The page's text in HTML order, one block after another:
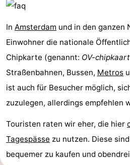
In Amsterdam und in den ganzen
Einwohner die nationale
Chipkarte (genannt: OV-chipkaart
Straßenbahnen, Bussen, Metros
ist auch für Besucher möglich,
zuzulegen, allerdings empfehlen
Touristen raten wir eher, die hier
Tagespässe zu nutzen. Diese
bequemer zu kaufen und